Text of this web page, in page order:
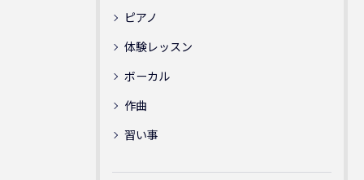
ピアノ
体験レッスン
ボーカル
作曲
習い事